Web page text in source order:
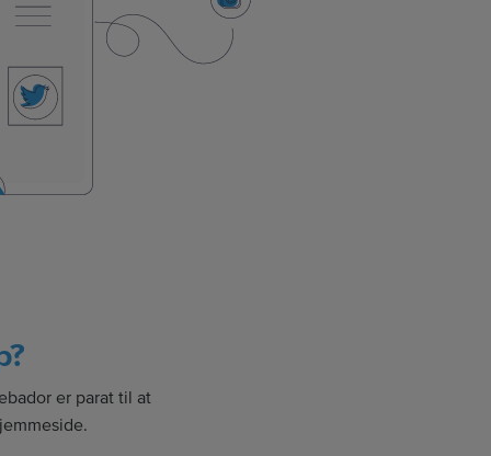
er parat til at